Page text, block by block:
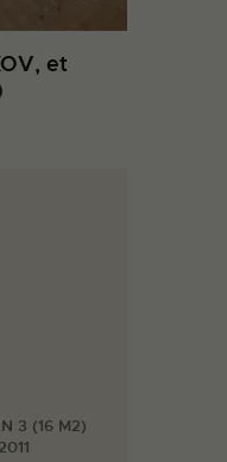
et
3 (16 M2)